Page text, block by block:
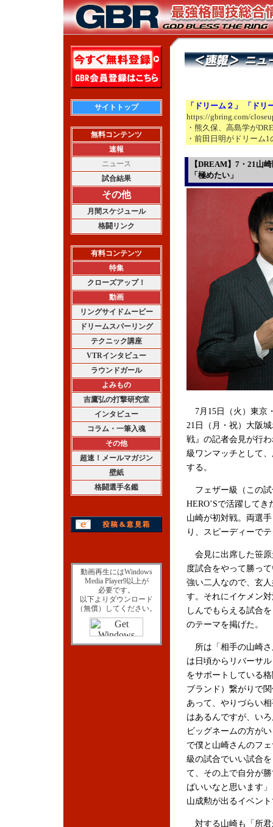
サイトトップ
無料コンテンツ
速報
ニュース
試合結果
その他
月間スケジュール
格闘リンク
有料コンテンツ
特集
クローズアップ！
動画
リングサイドムービー
ドリームスパーリング
テクニック講座
VTRインタビュー
ラウンドガール
よみもの
吉鷹弘の打撃研究室
インタビュー
コラム・一筆入魂
その他
超速！メールマガジン
壁紙
格闘選手名鑑
動画再生にはWindows
Media Player9以上が
必要です。
以下よりダウンロード
（無償）してください。
「ドリーム２」 「ドリ
https://gbring.com/
・熊久保、高島学が
・前田日明がドリーム
【DREAM】7・21山
「極めたい」
7月15日（火）東京
21日（月・祝）大阪
戦』の記者会見が行
級ワンマッチとして
する。
フェザー級（この試
HERO’Sで活躍して
山崎が初対戦。両選
り、スピーディーで
会見に出席した笹原
度試合をやって勝っ
強い二人なので、玄
す。それにイケメン
しんでもらえる試合
のテーマを掲げた。
所は「相手の山崎さ
は日頃からリバーサ
をサポートしている
ブランド）繋がりで
あって、やりづらい
はあるんですが、い
ビッグネームの方が
で僕と山崎さんのフ
級の試合でいい試合
て、その上で自分が
ばいいなと思います
山成勲が出るイベン
対する山崎も「所君